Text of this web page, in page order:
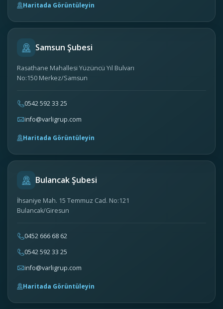
Haritada Görüntüleyin
Samsun Şubesi
Rasathane Mahallesi Yüzüncü Yıl Bulvarı
No:150 Merkez/Samsun
0542 592 33 25
info@varligrup.com
Haritada Görüntüleyin
Bulancak Şubesi
İhsaniye Mah. 15 Temmuz Cad. No:121
Bulancak/Giresun
0452 666 68 62
0542 592 33 25
info@varligrup.com
Haritada Görüntüleyin